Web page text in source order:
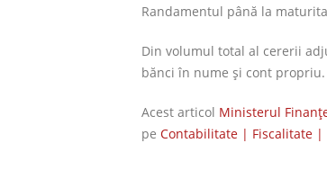
Randamentul până la
Din volumul total al cererii
bănci în nu­me şi cont propriu.
Acest articol Ministerul
pe Contabilitate | Fiscalitate |